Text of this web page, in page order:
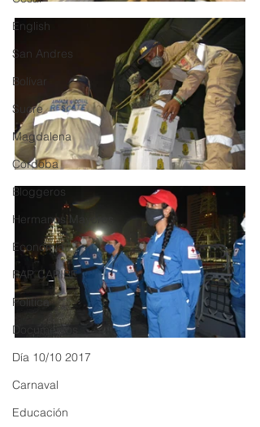
English
San Andres
Bolívar
Sucre
Magdalena
Córdoba
Bloggeros
Hermanos Mayores
Economía
RAP CARIBE
Política
Documentos
Día 10/10 2017
Carnaval
Educación